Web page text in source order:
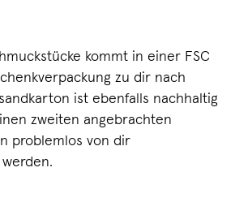
kommt in einer FSC
zu dir nach
ist ebenfalls nachhaltig
zweiten angebrachten
problemlos von dir